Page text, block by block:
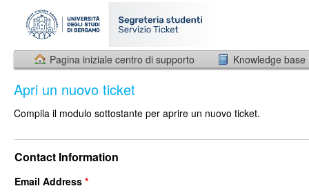
Pagina iniziale centro di supporto Knowledge base
Apri un nuovo ticket
Compila il modulo sottostante per aprire un nuovo ticket.
Contact Information
Email Address *